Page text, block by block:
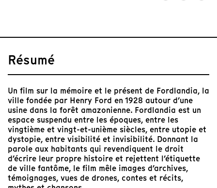
Résumé
Un film sur la mémoire et le présent de Fordlandia, la
ville fondée par Henry Ford en 1928 autour d’une
usine dans la forêt amazonienne. Fordlandia est un
espace suspendu entre les époques, entre les
vingtième et vingt-et-unième siècles, entre utopie et
dystopie, entre visibilité et invisibilité. Donnant la
parole aux habitants qui revendiquent le droit
d’écrire leur propre histoire et rejettent l’étiquette
de ville fantôme, le film mêle images d’archives,
témoignages, vues de drones, contes et récits,